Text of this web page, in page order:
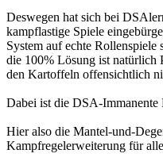
Deswegen hat sich bei
kampflastige Spiele
System auf echte Rollenspiele
die 100% Lösung ist natürlich
den Kartoffeln offensichtlich
Dabei ist die DSA-Immanente
Hier also die Mantel-und-
Kampfregelerweiterung für